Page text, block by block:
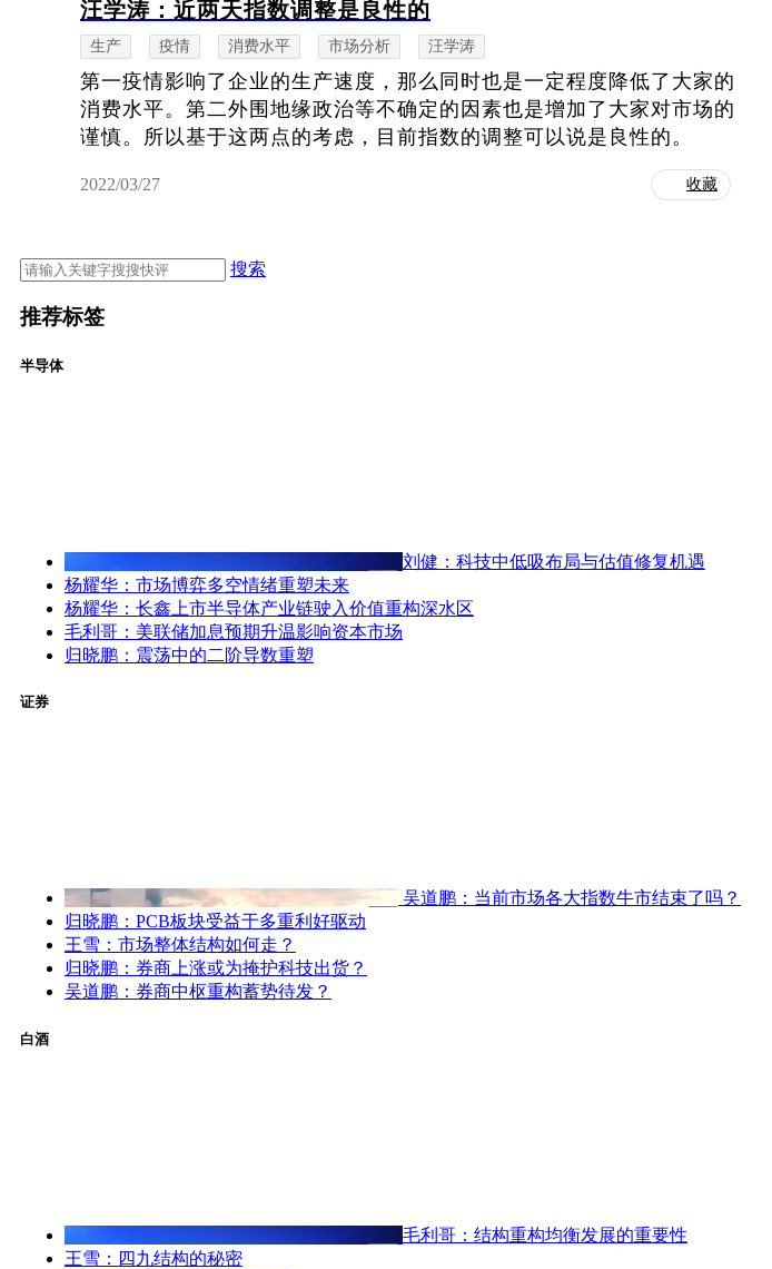
汪学涛：近两天指数调整是良性的
生产 疫情 消费水平 市场分析 汪学涛
第一疫情影响了企业的生产速度，那么同时也是一定程度降低了大家的
消费水平。第二外围地缘政治等不确定的因素也是增加了大家对市场的
谨慎。所以基于这两点的考虑，目前指数的调整可以说是良性的。
2022/03/27 收藏
搜索
推荐标签
半导体
刘健：科技中低吸布局与估值修复机遇
杨耀华：市场博弈多空情绪重塑未来
杨耀华：长鑫上市半导体产业链驶入价值重构深水区
毛利哥：美联储加息预期升温影响资本市场
归晓鹏：震荡中的二阶导数重塑
证券
吴道鹏：当前市场各大指数牛市结束了吗？
归晓鹏：PCB板块受益于多重利好驱动
王雪：市场整体结构如何走？
归晓鹏：券商上涨或为掩护科技出货？
吴道鹏：券商中枢重构蓄势待发？
白酒
毛利哥：结构重构均衡发展的重要性
王雪：四九结构的秘密